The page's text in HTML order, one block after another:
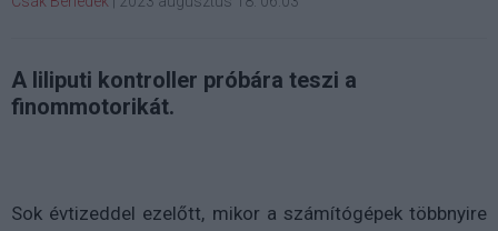
A liliputi kontroller próbára teszi a
finommotorikát.
Sok évtizeddel ezelőtt, mikor a számítógépek többnyire